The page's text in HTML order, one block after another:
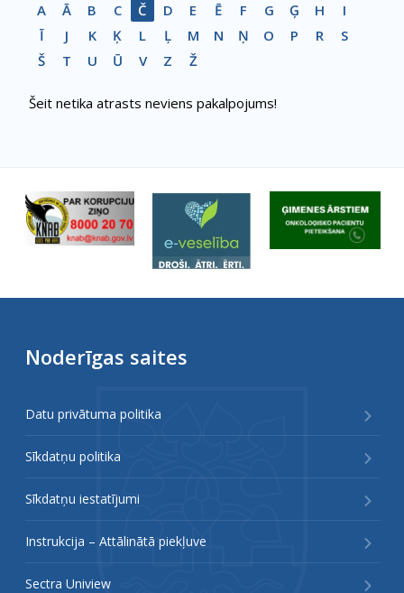
A Ā B C Č D E Ē F G Ģ H
I
Ī
J K Ķ L Ļ M N Ņ O P R
S
Š
T U Ū V Z Ž
Šeit netika atrasts neviens pakalpojums!
Noderīgas saites
Datu privātuma politika
Sīkdatņu politika
Sīkdatņu iestatījumi
Instrukcija – Attālinātā piekļuve
Sectra Uniview